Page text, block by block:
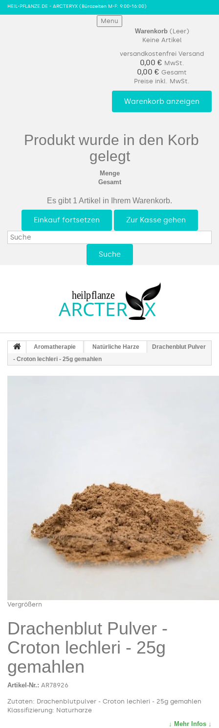
HEIL-PFLANZE.DE - ARCTERYX (Bürozeiten M-F: 9:00-16:00)
Menu
Warenkorb (Leer)
Keine Artikel
versandkostenfrei Versand
0,00 € MwSt.
0,00 € Gesamt
Preise inkl. MwSt.
Warenkorb anzeigen
Produkt wurde in den Korb
gelegt
Menge
Gesamt
Es gibt 1 Artikel in Ihrem Warenkorb.
Einkauf fortsetzen Zur Kasse gehen
Suche
Aromatherapie Natürliche Harze
Drachenblut Pulver
- Croton lechleri - 25g gemahlen
Vergrößern
Drachenblut Pulver -
Croton lechleri - 25g
gemahlen
Artikel-Nr.: AR78926
Zutaten: Drachenblutpulver - Croton lechleri - 25g gemahlen
Klassifizierung: Naturharze
↓ Mehr Infos ↓